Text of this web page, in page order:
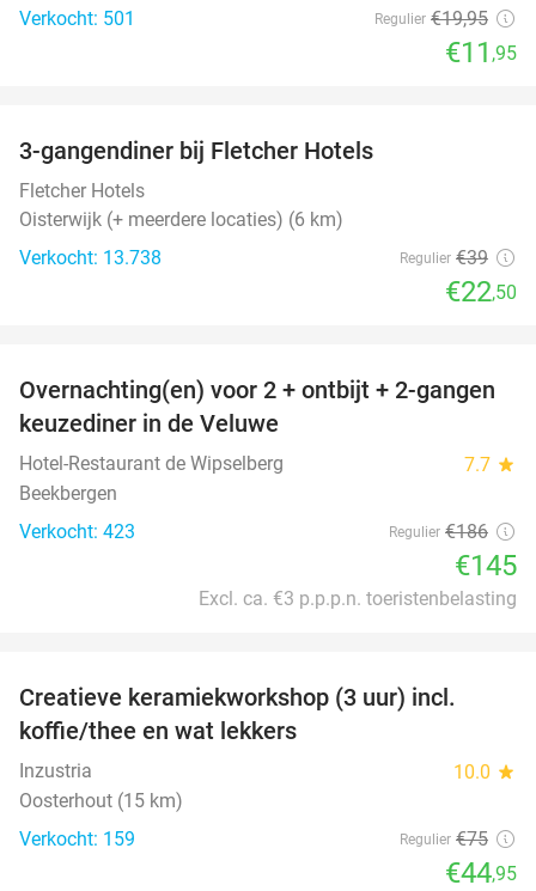
Verkocht: 501
Regulier €19,95
€11 ,95
3-gangendiner bij Fletcher Hotels
Fletcher Hotels
Oisterwijk (+ meerdere locaties) (6 km)
Verkocht: 13.738
Regulier €39
€22,50
22%
Overnachting(en) voor 2 + ontbijt + 2-gangen
keuzediner in de Veluwe
Hotel-Restaurant de Wipselberg 7.7 star
Beekbergen
Verkocht: 423
Regulier €186
€145
Excl. ca. €3 p.p.p.n. toeristenbelasting
Creatieve keramiekworkshop (3 uur) incl.
koffie/thee en wat lekkers
Inzustria 10.0 star
Oosterhout (15 km)
Verkocht: 159
Regulier €75
€44,95